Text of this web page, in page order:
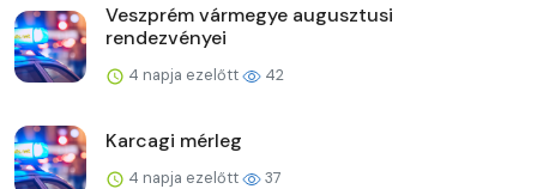
Veszprém vármegye augusztusi
rendezvényei
4 napja ezelőtt 42
Karcagi mérleg
4 napja ezelőtt 37